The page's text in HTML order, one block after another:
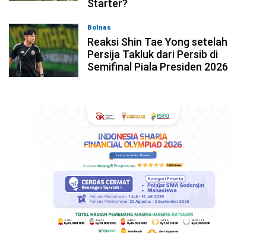
Starter?
Bolnas
Reaksi Shin Tae Yong setelah
Persija Takluk dari Persib di
Semifinal Piala Presiden 2026